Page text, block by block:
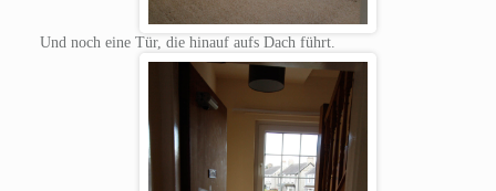
Und noch eine Tür, die hinauf aufs Dach führt.